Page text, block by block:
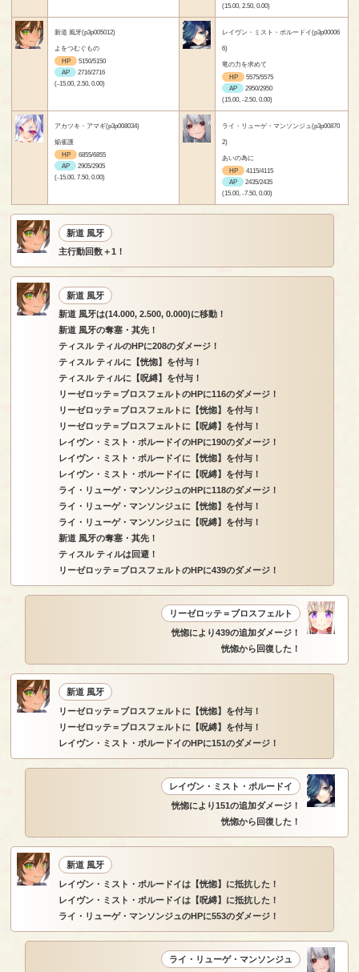
(15.00, 2.50, 0.00)
新道 風牙(p3p005012)
よをつむぐもの
HP
5150/5150
AP
2716/2716
(-15.00, 2.50, 0.00)
レイヴン・ミスト・ポルードイ(p3p00006
6)
竜の力を求めて
HP
5575/5575
AP
2950/2950
(15.00, -2.50, 0.00)
アカツキ・アマギ(p3p008034)
焔雀護
HP
6855/6855
AP
2905/2905
(-15.00, 7.50, 0.00)
ライ・リューゲ・マンソンジュ(p3p00870
2)
あいの為に
HP
4115/4115
AP
2435/2435
(15.00, -7.50, 0.00)
新道 風牙
主行動回数＋1！
新道 風牙
新道 風牙は(14.000, 2.500, 0.000)に移動！
新道 風牙の奪塞・其先！
ティスル ティルのHPに208のダメージ！
ティスル ティルに【恍惚】を付与！
ティスル ティルに【呪縛】を付与！
リーゼロッテ＝ブロスフェルトのHPに116のダメージ！
リーゼロッテ＝ブロスフェルトに【恍惚】を付与！
リーゼロッテ＝ブロスフェルトに【呪縛】を付与！
レイヴン・ミスト・ポルードイのHPに190のダメージ！
レイヴン・ミスト・ポルードイに【恍惚】を付与！
レイヴン・ミスト・ポルードイに【呪縛】を付与！
ライ・リューゲ・マンソンジュのHPに118のダメージ！
ライ・リューゲ・マンソンジュに【恍惚】を付与！
ライ・リューゲ・マンソンジュに【呪縛】を付与！
新道 風牙の奪塞・其先！
ティスル ティルは回避！
リーゼロッテ＝ブロスフェルトのHPに439のダメージ！
リーゼロッテ＝ブロスフェルト
恍惚により439の追加ダメージ！
恍惚から回復した！
新道 風牙
リーゼロッテ＝ブロスフェルトに【恍惚】を付与！
リーゼロッテ＝ブロスフェルトに【呪縛】を付与！
レイヴン・ミスト・ポルードイのHPに151のダメージ！
レイヴン・ミスト・ポルードイ
恍惚により151の追加ダメージ！
恍惚から回復した！
新道 風牙
レイヴン・ミスト・ポルードイは【恍惚】に抵抗した！
レイヴン・ミスト・ポルードイは【呪縛】に抵抗した！
ライ・リューゲ・マンソンジュのHPに553のダメージ！
ライ・リューゲ・マンソンジュ